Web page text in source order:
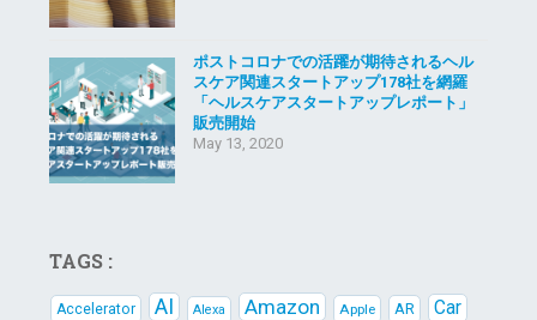
ポストコロナでの活躍が期待されるヘル
スケア関連スタートアップ178社を網羅
「ヘルスケアスタートアップレポート」
販売開始
May 13, 2020
TAGS :
Accelerator AI Alexa Amazon Apple AR Car